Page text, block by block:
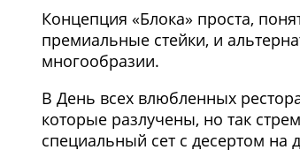
Концепция «Блока» проста,
премиальные стейки, и
многообразии.
В День всех влюбленных
которые разлучены, но так
специальный сет с десертом на